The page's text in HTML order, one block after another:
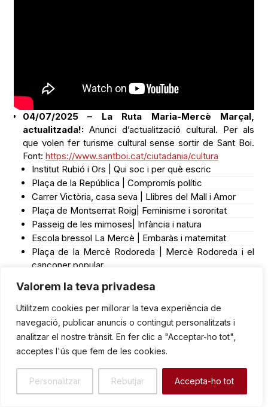
Valorem la teva privadesa
Utilitzem cookies per millorar la teva experiència de
navegació, publicar anuncis o contingut personalitzats i
analitzar el nostre trànsit. En fer clic a "Acceptar-ho tot",
acceptes l'ús que fem de les cookies.
Personalitzar Rebutjar Accepta-ho tot
04/07/2025 – La Ruta Maria-Mercè Marçal,
actualitzada!: Anunci d’actualització cultural. Per als
que volen fer turisme cultural sense sortir de Sant Boi.
Font: https://www.santboi.cat/ciutadania/cultura
Institut Rubió i Ors | Qui soc i per què escric
Plaça de la República | Compromís polític
Carrer Victòria, casa seva | Llibres del Mall i Amor
Plaça de Montserrat Roig| Feminisme i sororitat
Passeig de les mimoses| Infància i natura
Escola bressol La Mercè | Embaràs i maternitat
Plaça de la Mercè Rodoreda | Mercè Rodoreda i el
cançoner popular
El novè punt: itinerant entre els vuit punts de la ruta:
Una cambra pròpia | Constel·lació Maria-Mercè
Marçal